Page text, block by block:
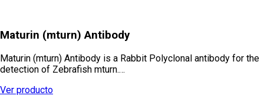
Maturin (mturn) Antibody
Maturin (mturn) Antibody is a Rabbit Polyclonal antibody for the
detection of Zebrafish mturn.…
Ver producto